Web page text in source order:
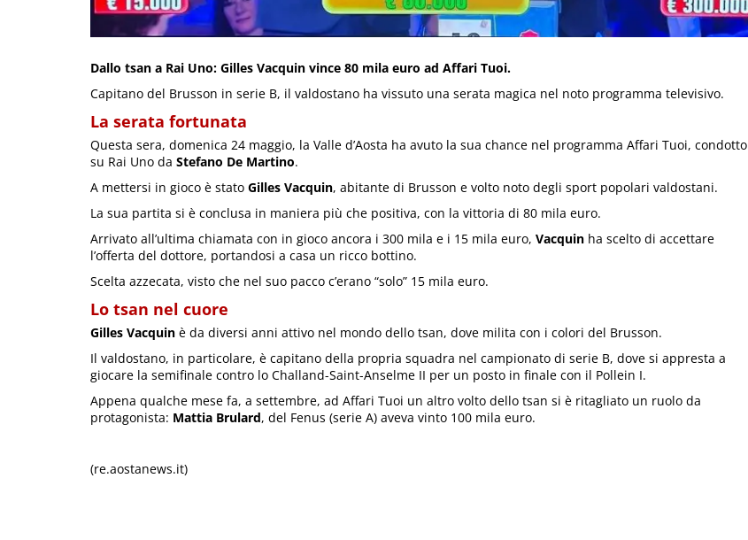
Dallo tsan a Rai Uno: Gilles Vacquin vince 80 mila euro ad Affari Tuoi.
Capitano del Brusson in serie B, il valdostano ha vissuto una serata magica nel noto programma televisivo.
La serata fortunata
Questa sera, domenica 24 maggio, la Valle d’Aosta ha avuto la sua chance nel programma Affari Tuoi, condotto
su Rai Uno da Stefano De Martino.
A mettersi in gioco è stato Gilles Vacquin, abitante di Brusson e volto noto degli sport popolari valdostani.
La sua partita si è conclusa in maniera più che positiva, con la vittoria di 80 mila euro.
Arrivato all’ultima chiamata con in gioco ancora i 300 mila e i 15 mila euro, Vacquin ha scelto di accettare
l’offerta del dottore, portandosi a casa un ricco bottino.
Scelta azzecata, visto che nel suo pacco c’erano “solo” 15 mila euro.
Lo tsan nel cuore
Gilles Vacquin è da diversi anni attivo nel mondo dello tsan, dove milita con i colori del Brusson.
Il valdostano, in particolare, è capitano della propria squadra nel campionato di serie B, dove si appresta a
giocare la semifinale contro lo Challand-Saint-Anselme II per un posto in finale con il Pollein I.
Appena qualche mese fa, a settembre, ad Affari Tuoi un altro volto dello tsan si è ritagliato un ruolo da
protagonista: Mattia Brulard, del Fenus (serie A) aveva vinto 100 mila euro.
(re.aostanews.it)